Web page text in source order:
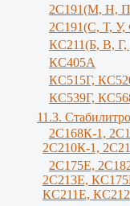
2С191(М, Н,
2С191(С, Т,
КС211(Б, В,
КС405А
КС515Г,
КС539Г,
11.3.
2С168К-1,
2С210К-1,
2С175Е,
2С213Е,
КС211Е,